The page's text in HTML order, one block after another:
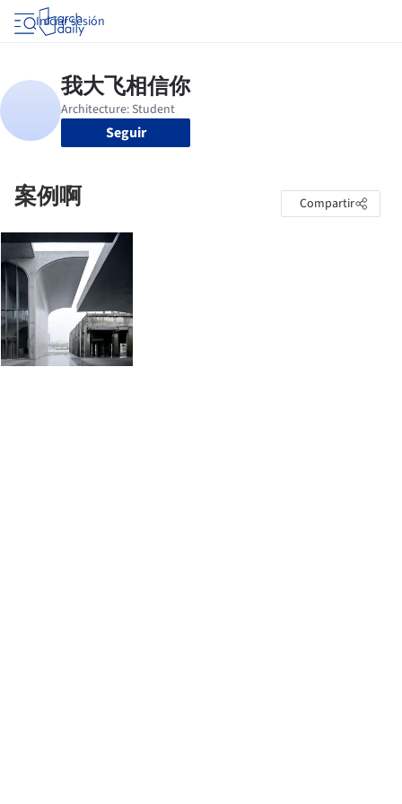
Iniciar sesión
Seguir
案例啊 Compartir